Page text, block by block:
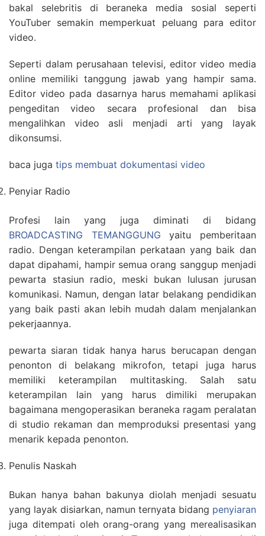
bakal selebritis di beraneka media sosial seperti
YouTuber semakin memperkuat peluang para editor
video.
Seperti dalam perusahaan televisi, editor video media
online memiliki tanggung jawab yang hampir sama.
Editor video pada dasarnya harus memahami aplikasi
pengeditan video secara profesional dan bisa
mengalihkan video asli menjadi arti yang layak
dikonsumsi.
baca juga tips membuat dokumentasi video
Penyiar Radio
Profesi lain yang juga diminati di bidang
BROADCASTING TEMANGGUNG yaitu pemberitaan
radio. Dengan keterampilan perkataan yang baik dan
dapat dipahami, hampir semua orang sanggup menjadi
pewarta stasiun radio, meski bukan lulusan jurusan
komunikasi. Namun, dengan latar belakang pendidikan
yang baik pasti akan lebih mudah dalam menjalankan
pekerjaannya.
pewarta siaran tidak hanya harus berucapan dengan
penonton di belakang mikrofon, tetapi juga harus
memiliki keterampilan multitasking. Salah satu
keterampilan lain yang harus dimiliki merupakan
bagaimana mengoperasikan beraneka ragam peralatan
di studio rekaman dan memproduksi presentasi yang
menarik kepada penonton.
Penulis Naskah
Bukan hanya bahan bakunya diolah menjadi sesuatu
yang layak disiarkan, namun ternyata bidang penyiaran
juga ditempati oleh orang-orang yang merealisasikan